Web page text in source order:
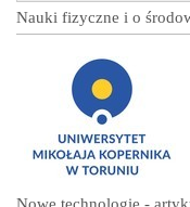
Nauki fizyczne i o
Nowe technologie -